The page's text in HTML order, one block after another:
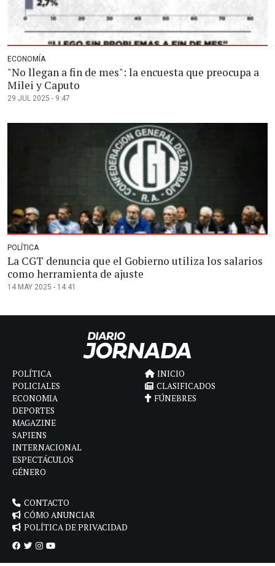
ECONOMÍA
"No llegan a fin de mes": la encuesta que preocupa a
Milei y Caputo
29 JUL 2025 - 9:47
POLÍTICA
La CGT denuncia que el Gobierno utiliza los salarios
como herramienta de ajuste
14 MAY 2025 - 14:41
POLÍTICA
POLICIALES
ECONOMIA
DEPORTES
MAGAZINE
SAPIENS
INTERNACIONAL
ESPECTÁCULOS
GÉNERO
INICIO
CLASIFICADOS
FÚNEBRES
CONTACTO
CÓMO ANUNCIAR
POLÍTICA DE PRIVACIDAD